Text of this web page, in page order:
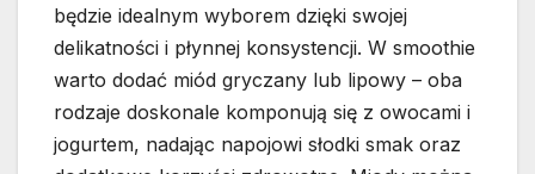
będzie idealnym wyborem dzięki swojej
delikatności i płynnej konsystencji. W smoothie
warto dodać miód gryczany lub lipowy – oba
rodzaje doskonale komponują się z owocami i
jogurtem, nadając napojowi słodki smak oraz